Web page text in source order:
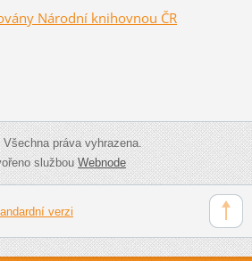
práva vyhrazena.
službouWebnode
verzi